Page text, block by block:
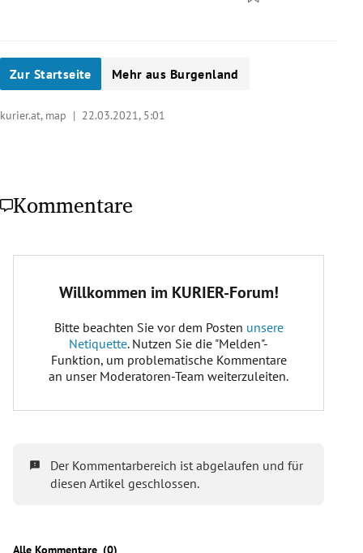
Zur Startseite Mehr aus Burgenland
kurier.at, map | 22.03.2021, 5:01
Kommentare